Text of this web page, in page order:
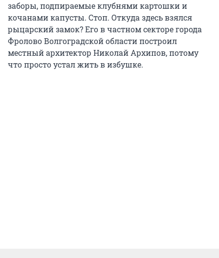
заборы, подпираемые клубнями картошки и
кочанами капусты. Стоп. Откуда здесь взялся
рыцарский замок? Его в частном секторе города
Фролово Волгоградской области построил
местный архитектор Николай Архипов, потому
что просто устал жить в избушке.